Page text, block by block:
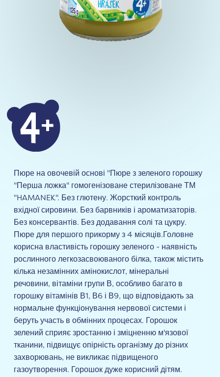
Пюре на овочевій основі "Пюре з зеленого горошку
"Перша ложка" гомогенізоване стерилізоване ТМ
"HAMANEK". Без глютену. Жорсткий контроль
вхідної сировини. Без барвників і ароматизаторів.
Без консервантів. Без додавання солі та цукру.
Пюре для першого прикорму з 4 місяців.Головне
корисна властивість горошку зеленого - наявність
рослинного легкозасвоюваного білка, також містить
кілька незамінних амінокислот, мінеральні
речовини, вітаміни групи В, особливо багато в
горошку вітамінів В1, В6 і В9, що відповідають за
нормальне функціонування нервової системи і
беруть участь в обмінних процесах. Горошок
зелений сприяє зростанню і зміцненню м'язової
тканини, підвищує опірність організму до різних
захворювань, не викликає підвищеного
газоутворення. Горошок дуже корисний дітям.